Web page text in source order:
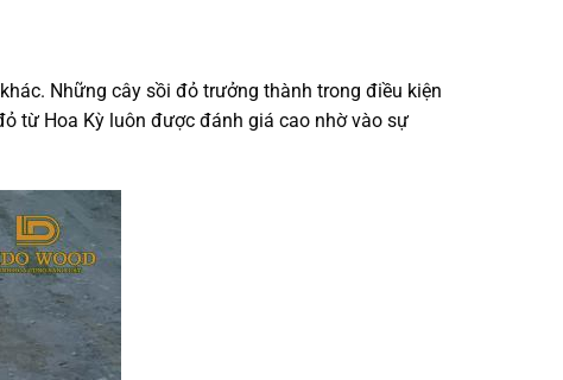
Những cây sồi đỏ trưởng thành trong điều kiện
từ Hoa Kỳ luôn được đánh giá cao nhờ vào sự